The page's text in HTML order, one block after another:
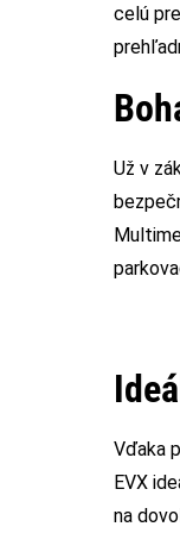
celú
Už v
Vďaka
EVX
na